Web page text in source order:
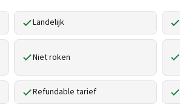
Landelijk
Niet roken
Refundable tarief